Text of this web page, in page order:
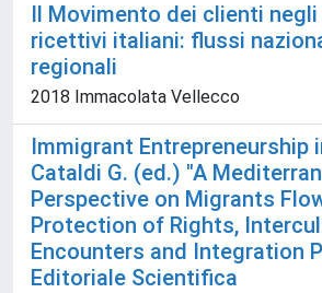
Il Movimento dei clienti
ricettivi italiani: flussi
regionali
2018 Immacolata Vellecco
Immigrant Entrepreneurship
Cataldi G. (ed.) "A
Perspective on Migrants
Protection of Rights,
Encounters and Integration
Editoriale Scientifica